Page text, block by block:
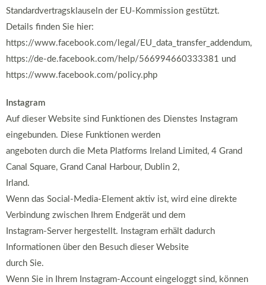
Standardvertragsklauseln der EU-Kommission gestützt.
Details finden Sie hier:
https://www.facebook.com/legal/EU_data_transfer_addendum,
https://de-de.facebook.com/help/566994660333381 und
https://www.facebook.com/policy.php
Instagram
Auf dieser Website sind Funktionen des Dienstes Instagram
eingebunden. Diese Funktionen werden
angeboten durch die Meta Platforms Ireland Limited, 4 Grand
Canal Square, Grand Canal Harbour, Dublin 2,
Irland.
Wenn das Social-Media-Element aktiv ist, wird eine direkte
Verbindung zwischen Ihrem Endgerät und dem
Instagram-Server hergestellt. Instagram erhält dadurch
Informationen über den Besuch dieser Website
durch Sie.
Wenn Sie in Ihrem Instagram-Account eingeloggt sind, können